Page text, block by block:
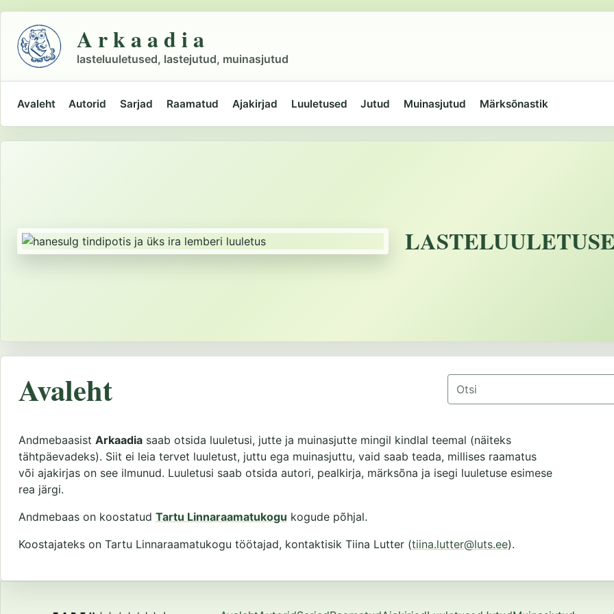
Liigu
põhisisu
juurde
A r k a a d i a
lasteluuletused, lastejutud, muinasjutud
Peamine
navigatsioon
Avaleht Autorid Sarjad Raamatud Ajakirjad Luuletused Jutud Muinasjutud Märksõnastik
Avaleht Otsing
Andmebaasist Arkaadiasaab otsida luuletusi, jutte ja muinasjutte mingil kindlal teemal (näiteks
tähtpäevadeks). Siit ei leia tervet luuletust, juttu ega muinasjuttu, vaid saab teada, millises raamatus
või ajakirjas on see ilmunud. Luuletusi saab otsida autori, pealkirja, märksõna ja isegi luuletuse esimese
rea järgi.
Andmebaas on koostatud Tartu Linnaraamatukogu kogude põhjal.
Koostajateks on Tartu Linnaraamatukogu töötajad, kontaktisik Tiina Lutter (tiina.lutter@luts.ee).